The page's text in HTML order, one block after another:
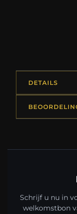
DETAILS
Schrijf u nu in
welkomstbon